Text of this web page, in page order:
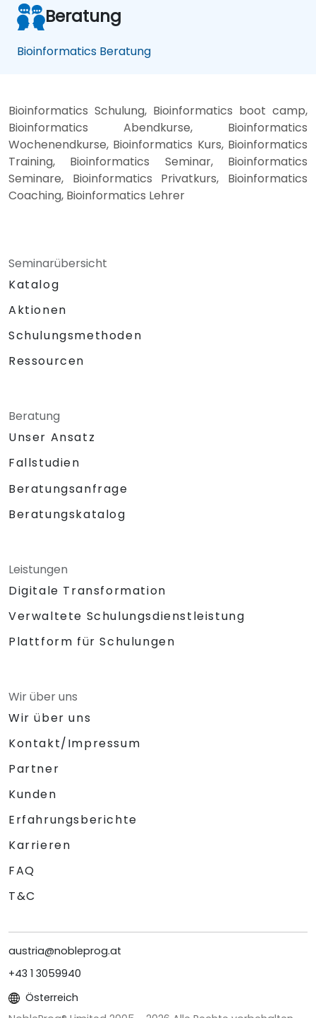
Beratung
Bioinformatics Beratung
Bioinformatics Schulung, Bioinformatics boot camp,
Bioinformatics Abendkurse, Bioinformatics
Wochenendkurse, Bioinformatics Kurs, Bioinformatics
Training, Bioinformatics Seminar, Bioinformatics
Seminare, Bioinformatics Privatkurs, Bioinformatics
Coaching, Bioinformatics Lehrer
Seminarübersicht
Katalog
Aktionen
Schulungsmethoden
Ressourcen
Beratung
Unser Ansatz
Fallstudien
Beratungsanfrage
Beratungskatalog
Leistungen
Digitale Transformation
Verwaltete Schulungsdienstleistung
Plattform für Schulungen
Wir über uns
Wir über uns
Kontakt/Impressum
Partner
Kunden
Erfahrungsberichte
Karrieren
FAQ
T&C
austria@nobleprog.at
+43 1 3059940
Österreich